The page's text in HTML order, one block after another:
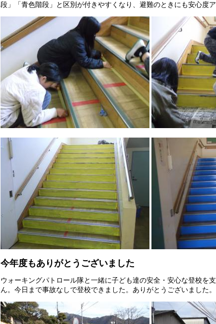
段」「青色階段」と区別が付きやすくなり、避難のときにも安心度
今年度もありがとうございました
ウォーキングパトロール隊と一緒に子ども達の安全・安心な登校を
ん。今日まで事故なしで登校できました。ありがとうございました。